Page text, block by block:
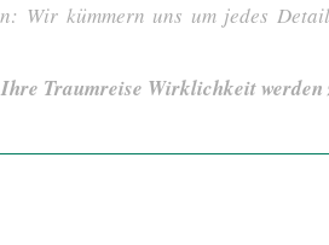
Wir kümmern uns um jedes
Traumreise Wirklichkeit werden